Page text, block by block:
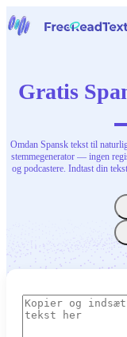
Værktøjer
Kontakt os
Gratis
Omdan Spansk tekst til
stemmegenerator — ingen
og podcastere. Indtast din